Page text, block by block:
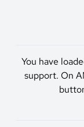
You have
support. On